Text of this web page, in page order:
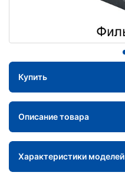
Купить
Описание товара
Характеристики моделей